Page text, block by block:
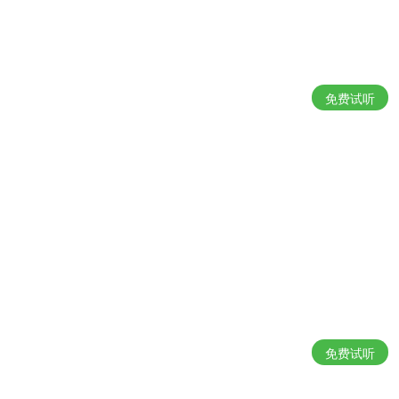
免费试听
免费试听